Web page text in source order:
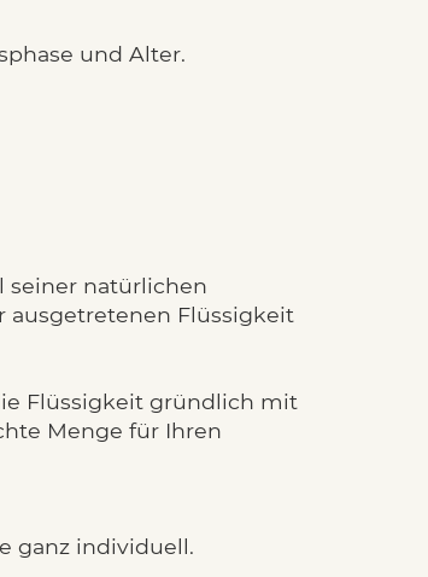
und Alter.
seiner natürlichen
ausgetretenen Flüssigkeit
Flüssigkeit gründlich mit
Menge für Ihren
ganz individuell.